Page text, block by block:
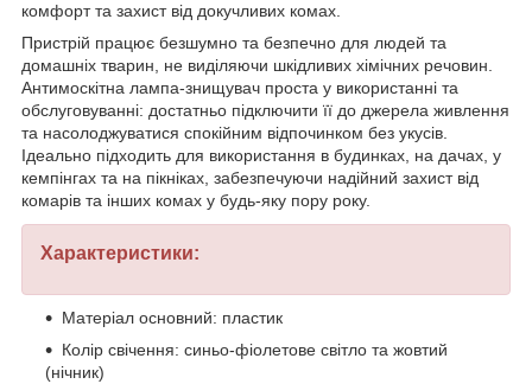
комфорт та захист від докучливих комах.
Пристрій працює безшумно та безпечно для людей та
домашніх тварин, не виділяючи шкідливих хімічних речовин.
Антимоскітна лампа-знищувач проста у використанні та
обслуговуванні: достатньо підключити її до джерела живлення
та насолоджуватися спокійним відпочинком без укусів.
Ідеально підходить для використання в будинках, на дачах, у
кемпінгах та на пікніках, забезпечуючи надійний захист від
комарів та інших комах у будь-яку пору року.
Характеристики:
Матеріал основний: пластик
Колір свічення: синьо-фіолетове світло та жовтий
(нічник)